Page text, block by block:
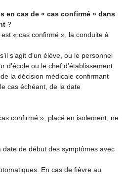
en cas de « cas confirmé » dans
?
« cas confirmé », la conduite à
s’agit d’un élève, ou le personnel
d’école ou le chef d’établissement
la décision médicale confirmant
cas échéant, de la date
confirmé », placé en isolement, ne
de début des symptômes avec
En cas de fièvre au